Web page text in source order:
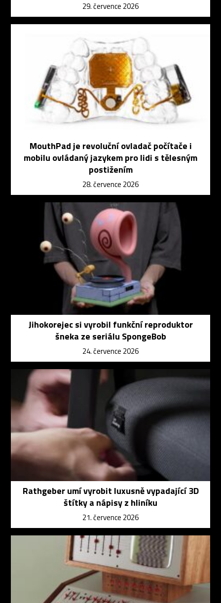
29. července 2026
MouthPad je revoluční ovladač počítače i
mobilu ovládaný jazykem pro lidi s tělesným
postižením
28. července 2026
Jihokorejec si vyrobil funkční reproduktor
šneka ze seriálu SpongeBob
24. července 2026
Rathgeber umí vyrobit luxusně vypadající 3D
štítky a nápisy z hliníku
21. července 2026